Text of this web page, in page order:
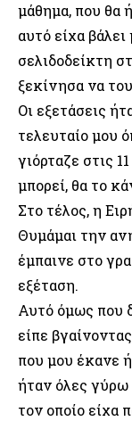
μάθημα, που θα
αυτό είχα
σελιδοδείκτη
ξεκίνησα να
Οι εξετάσεις
τελευταίο μου
γιόρταζε στις
μπορεί, θα το
Στο τέλος, η
Θυμάμαι την
έμπαινε στο
εξέταση.
Αυτό όμως που
είπε
που μου έκανε
ήταν όλες γύρω
τον οποίο είχα